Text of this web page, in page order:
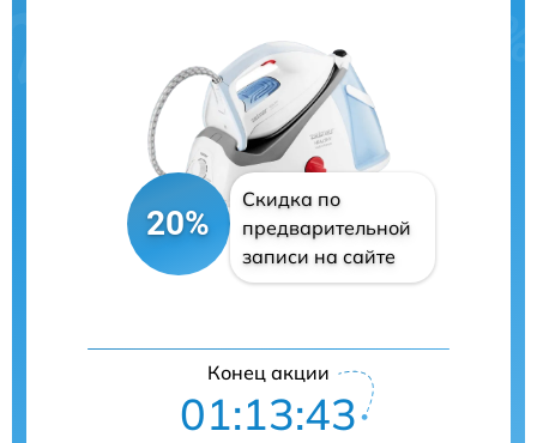
20%
Скидка по
предварительной
записи на сайте
Конец акции
01:13:43